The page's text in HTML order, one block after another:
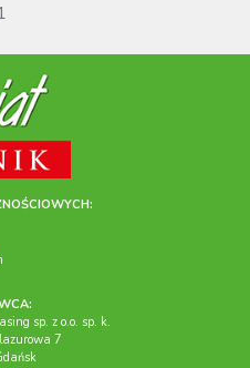
sp. z o.o. sp. k.
7